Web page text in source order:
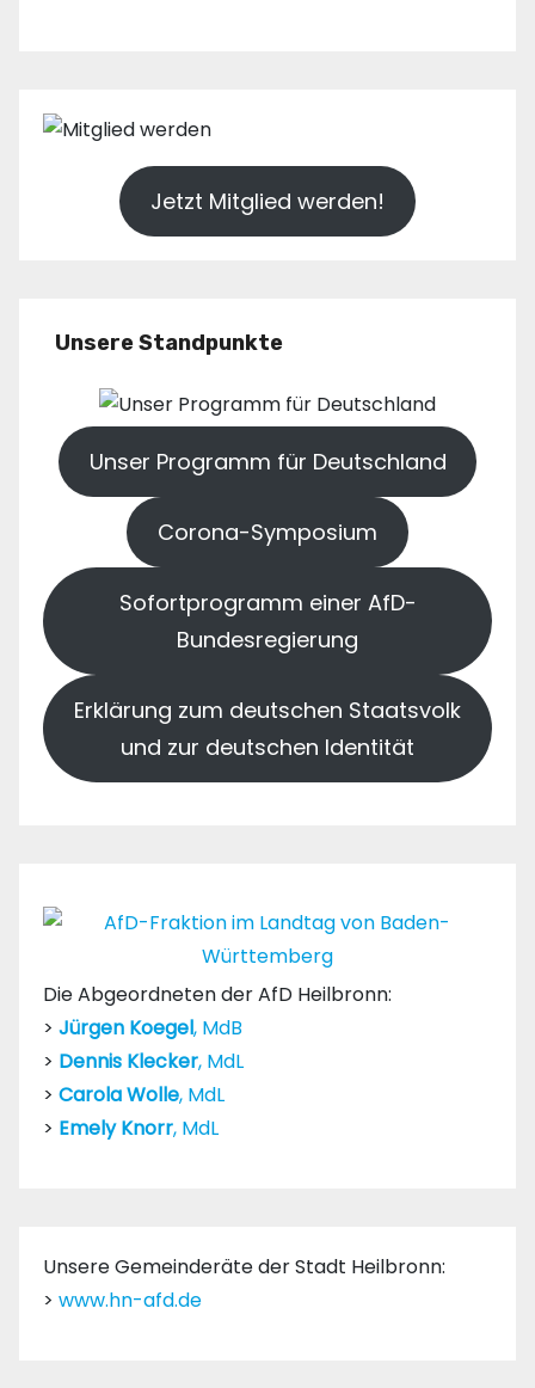
Jetzt Mitglied werden!
Unsere Standpunkte
Unser Programm für Deutschland
Corona-Symposium
Sofortprogramm einer AfD-
Bundesregierung
Erklärung zum deutschen Staatsvolk
und zur deutschen Identität
Die Abgeordneten der AfD Heilbronn:
> Jürgen Koegel, MdB
> Dennis Klecker, MdL
> Carola Wolle, MdL
> Emely Knorr, MdL
Unsere Gemeinderäte der Stadt Heilbronn:
> www.hn-afd.de